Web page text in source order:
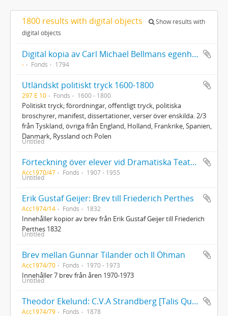
1800 results with digital objects
Show results with
digital objects
Digital kopia av Carl Michael Bellmans egenhändiga levernesbeskrivning (Kopia av original på Finlands Nationalmuseum)
- Fonds 1794
Utländskt politiskt tryck 1600-1800
297 E 10 Fonds 1600 - 1800
Politiskt tryck; förordningar, offentligt tryck, politiska
broschyrer, manifest, dissertationer, verser över enskilda. 2/3
från Tyskland, övriga från England, Holland, Frankrike, Spanien,
Danmark, Ryssland och Polen
Untitled
Förteckning över elever vid Dramatiska Teaterns elevskola
Acc1970/47 Fonds 1907 - 1955
Untitled
Erik Gustaf Geijer: Brev till Friederich Perthes
Acc1974/14 Fonds 1832
Innehåller kopior av brev från Erik Gustaf Geijer till Friederich
Perthes 1832
Untitled
Brev mellan Gunnar Tilander och Il Öhman
Acc1974/70 Fonds 1970 - 1973
Innehåller 7 brev från åren 1970-1973
Untitled
Theodor Ekelund: C.V.A Strandberg [Talis Qualis]
Acc1974/79 Fonds 1878